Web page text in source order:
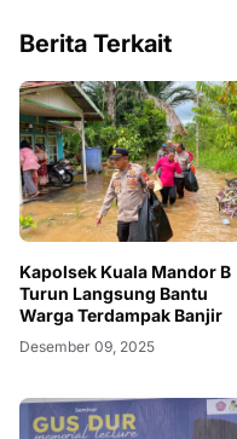
Berita Terkait
Kapolsek Kuala Mandor B
Turun Langsung Bantu
Warga Terdampak Banjir
Desember 09, 2025